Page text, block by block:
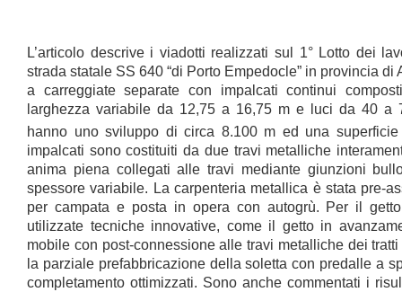
L’articolo descrive i viadotti realizzati sul 1° Lotto dei
strada statale SS 640 “di Porto Empedocle” in provincia di
a carreggiate separate con impalcati continui
larghezza variabile da 12,75 a 16,75 m e luci da 40 a
hanno uno sviluppo di circa 8.100 m ed una
impalcati sono costituiti da due travi metalliche
anima piena collegati alle travi mediante giunzioni
spessore variabile. La carpenteria metallica è stata pre-
per campata e posta in opera con autogrù. Per il
utilizzate tecniche innovative, come il getto in
mobile con post-connessione alle travi metalliche dei
la parziale prefabbricazione della soletta con predalle a
completamento ottimizzati. Sono anche commentati i